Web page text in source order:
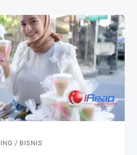
/ BISNIS